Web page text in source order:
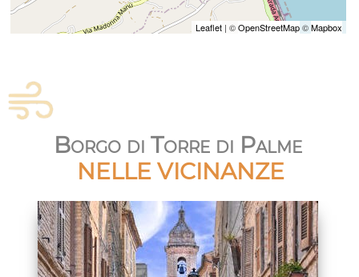
Leaflet| ©OpenStreetMap©Mapbox
Borgo di Torre di Palme
NELLE VICINANZE